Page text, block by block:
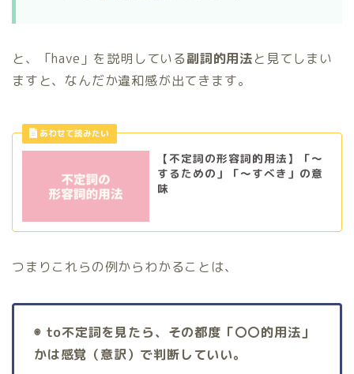
と、「have」を説明している副詞的用法と見てしまい
ますと、なんだか違和感が出てきます。
【不定詞の形容詞的用法】「〜
するための」「〜すべき」の意
味
つまりこれらの例からわかることは、
◉ to不定詞を見たら、その都度「〇〇的用法」
かは感覚（意訳）で判断していい。